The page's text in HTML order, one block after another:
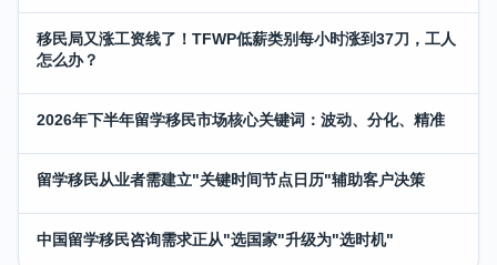
移民局又涨工资线了！TFWP低薪类别每小时涨到37刀，工人
怎么办？
2026年下半年留学移民市场核心关键词：波动、分化、精准
留学移民从业者需建立"关键时间节点日历"辅助客户决策
中国留学移民咨询需求正从"选国家"升级为"选时机"